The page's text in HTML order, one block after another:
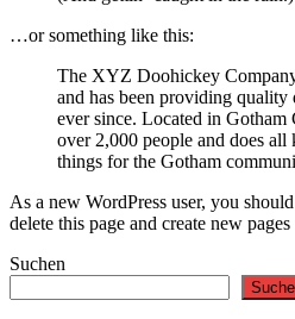
…or something like this:
The XYZ Doohickey
and has been providing
ever since. Located in
over 2,000 people and does all
things for the Gotham
As a new WordPress user, you
delete this page and create new
Suchen